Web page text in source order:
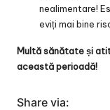
nealimentare!
eviți mai bine
Multă sănătate și
această perioadă!
Share via: